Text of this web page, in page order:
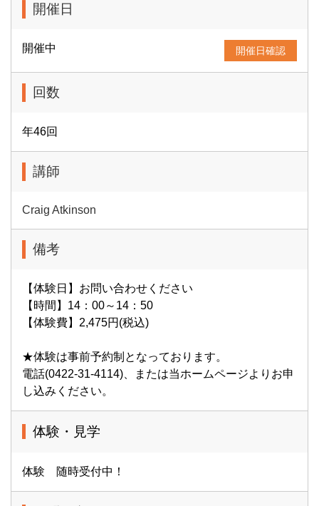
開催日
開催中 開催日確認
回数
年46回
講師
Craig Atkinson
備考
【体験日】お問い合わせください
【時間】14：00～14：50
【体験費】2,475円(税込)
★体験は事前予約制となっております。
電話(0422-31-4114)、または当ホームページよりお申
し込みください。
体験・見学
体験 随時受付中！